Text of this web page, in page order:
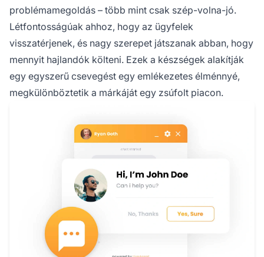
problémamegoldás – több mint csak szép-volna-jó.
Létfontosságúak ahhoz, hogy az ügyfelek
visszatérjenek, és nagy szerepet játszanak abban, hogy
mennyit hajlandók költeni. Ezek a készségek alakítják
egy egyszerű csevegést egy emlékezetes élménnyé,
megkülönböztetik a márkáját egy zsúfolt piacon.